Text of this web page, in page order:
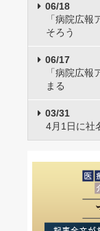
06/18
「病院広
そろう
06/17
「病院広
まる
03/31
4月1日に社